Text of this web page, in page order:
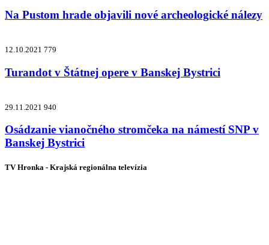
Na Pustom hrade objavili nové archeologické nálezy
12.10.2021 779
Turandot v Štátnej opere v Banskej Bystrici
29.11.2021 940
Osádzanie vianočného stromčeka na námestí SNP v
Banskej Bystrici
TV Hronka - Krajská regionálna televízia